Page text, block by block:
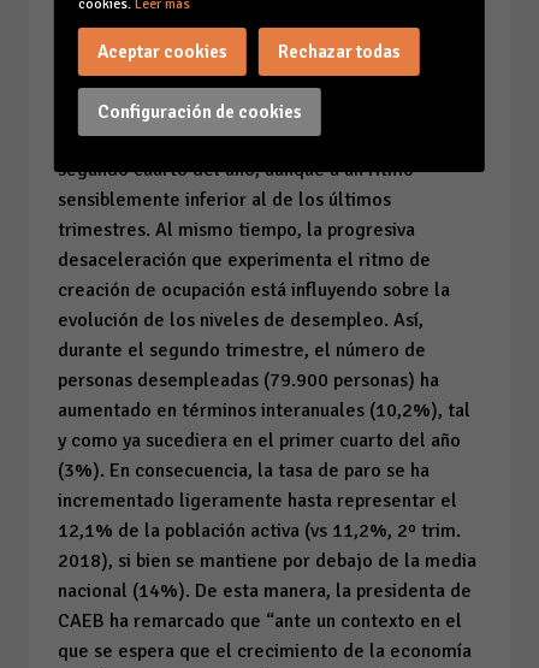
administraciones faciliten que la economía
funcione para que pueda prosperar nuestra
sociedad”. Los datos de la EPA reflejan que
Balears ha seguido creando ocupación durante el
segundo cuarto del año, aunque a un ritmo
sensiblemente inferior al de los últimos
trimestres. Al mismo tiempo, la progresiva
desaceleración que experimenta el ritmo de
creación de ocupación está influyendo sobre la
evolución de los niveles de desempleo. Así,
durante el segundo trimestre, el número de
personas desempleadas (79.900 personas) ha
aumentado en términos interanuales (10,2%), tal
y como ya sucediera en el primer cuarto del año
(3%). En consecuencia, la tasa de paro se ha
incrementado ligeramente hasta representar el
12,1% de la población activa (vs 11,2%, 2º trim.
2018), si bien se mantiene por debajo de la media
nacional (14%). De esta manera, la presidenta de
CAEB ha remarcado que “ante un contexto en el
que se espera que el crecimiento de la economía
cookies. Leer más
Configuración de cookies
Aceptar cookies Rechazar todas